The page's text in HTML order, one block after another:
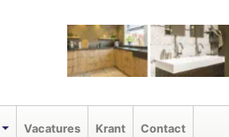
Vacatures Krant Contact